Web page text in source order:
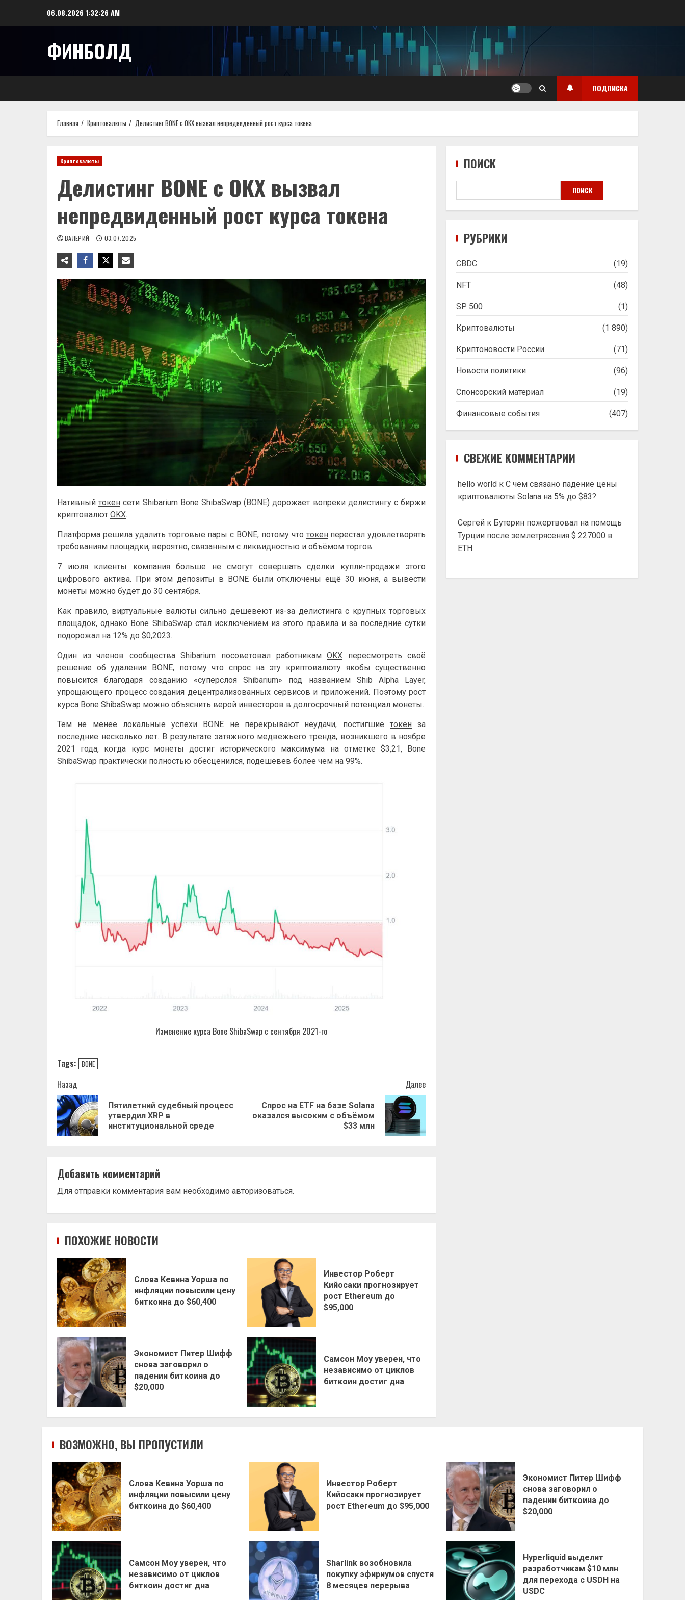
06.08.2026 1:32:27 AM
ФИНБОЛД
ПОДПИСКА
Главная Криптовалюты Делистинг BONE с OKX вызвал непредвиденный рост курса токена
Криптовалюты
Делистинг BONE с OKX вызвал
непредвиденный рост курса токена
ВАЛЕРИЙ 03.07.2025
Нативныйтокен сети Shibarium Bone ShibaSwap (BONE) дорожает вопреки делистингу с биржи
криптовалют OKX.
Платформа решила удалить торговые пары с BONE, потому что токенперестал удовлетворять
требованиям площадки, вероятно, связанным с ликвидностью и объёмом торгов.
7 июля клиенты компания больше не смогут совершать сделки купли-продажи этого
цифрового актива. При этом депозиты в BONE были отключены ещё 30 июня, а вывести
монеты можно будет до 30 сентября.
Как правило, виртуальные валюты сильно дешевеют из-за делистинга с крупных торговых
площадок, однако Bone ShibaSwap стал исключением из этого правила и за последние сутки
подорожал на 12% до $0,2023.
Один из членов сообщества Shibarium посоветовал работникамOKX пересмотреть своё
решение об удалении BONE, потому что спрос на эту криптовалюту якобы существенно
повысится благодаря созданию «суперслоя Shibarium» под названием Shib Alpha Layer,
упрощающего процесс создания децентрализованных сервисов и приложений. Поэтому рост
курса Bone ShibaSwap можно объяснить верой инвесторов в долгосрочный потенциал монеты.
Тем не менее локальные успехи BONE не перекрывают неудачи, постигшие токенза
последние несколько лет. В результате затяжного медвежьего тренда, возникшего в ноябре
2021 года, когда курс монеты достиг исторического максимума на отметке $3,21, Bone
ShibaSwap практически полностью обесценился, подешевев более чем на 99%.
Изменение курса Bone ShibaSwap с сентября 2021-го
Tags: BONE
Навигация
записи
Назад
Предыдущая
Пятилетний судебный процесс
утвердил XRP в
институциональной среде
Далее
Следующая
Спрос на ETF на базе Solana
оказался высоким с объёмом
$33 млн
Добавить комментарий
Для отправки комментария вам необходимо авторизоваться.
ПОХОЖИЕ НОВОСТИ
Слова Кевина Уорша по
инфляции повысили цену
биткоина до $60,400
Инвестор Роберт
Кийосаки прогнозирует
рост Ethereum до
$95,000
Экономист Питер Шифф
снова заговорил о
падении биткоина до
$20,000
Самсон Моу уверен, что
независимо от циклов
биткоин достиг дна
ПОИСК
ПОИСК
РУБРИКИ
CBDC (19)
NFT (48)
SP 500 (1)
Криптовалюты (1 890)
Криптоновости России (71)
Новости политики (96)
Спонсорский материал (19)
Финансовые события (407)
СВЕЖИЕ КОММЕНТАРИИ
hello world кС чем связано падение цены
криптовалюты Solana на 5% до $83?
Сергей к Бутерин пожертвовал на помощь
Турции после землетрясения $ 227000 в
ETH
ВОЗМОЖНО, ВЫ ПРОПУСТИЛИ
Слова Кевина Уорша по
инфляции повысили цену
биткоина до $60,400
Инвестор Роберт
Кийосаки прогнозирует
рост Ethereum до $95,000
Экономист Питер Шифф
снова заговорил о
падении биткоина до
$20,000
Самсон Моу уверен, что
независимо от циклов
биткоин достиг дна
Sharlink возобновила
покупку эфириумов спустя
8 месяцев перерыва
Hyperliquid выделит
разработчикам $10 млн
для перехода с USDH на
USDC